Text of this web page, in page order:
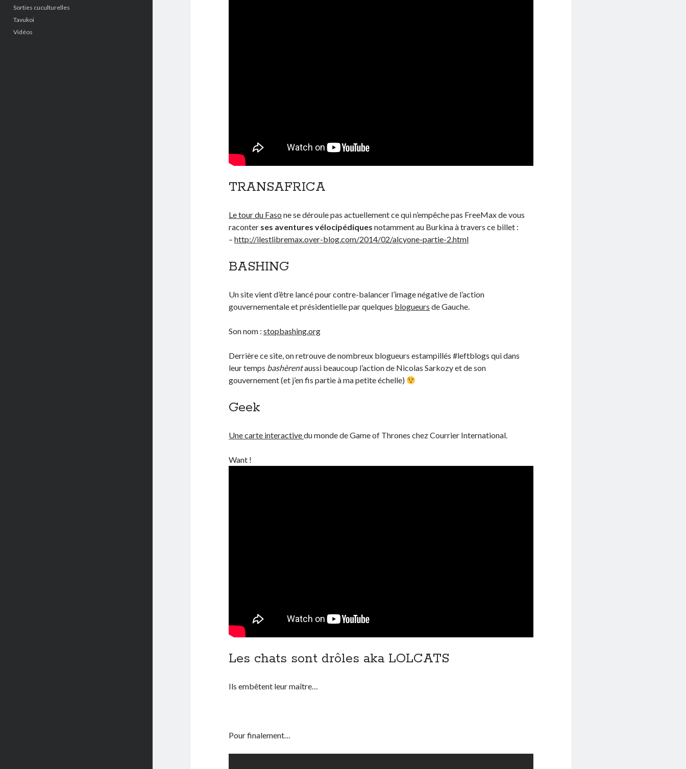
Sorties cuculturelles
Tavukoi
Vidéos
TRANSAFRICA
Le tour du Faso ne se déroule pas actuellement ce qui n’empêche pas FreeMax de vous
raconter ses aventures vélocipédiquesnotamment au Burkina à travers ce billet :
–http://ilestlibremax.over-blog.com/2014/02/alcyone-partie-2.html
BASHING
Un site vient d’être lancé pour contre-balancer l’image négative de l’action
gouvernementale et présidentielle par quelques blogueurs de Gauche.
Son nom :stopbashing.org
Derrière ce site, on retrouve de nombreux blogueurs estampillés #leftblogs qui dans
leur temps bashèrentaussi beaucoup l’action de Nicolas Sarkozy et de son
gouvernement (et j’en fis partie à ma petite échelle)
Geek
Une carte interactivedu monde de Game of Thrones chez Courrier International.
Want !
Les chats sont drôles aka LOLCATS
Ils embêtent leur maître…
Pour finalement…